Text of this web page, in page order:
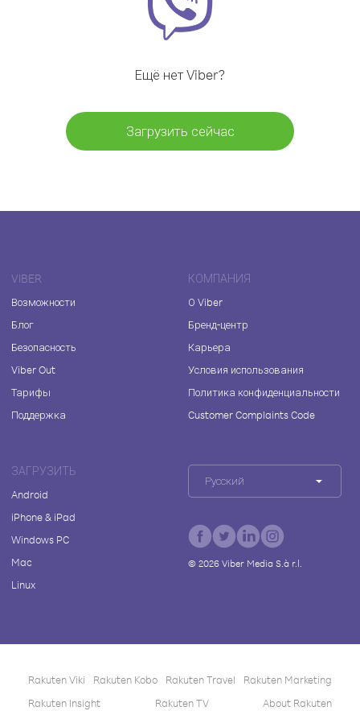
Ещё нет Viber?
Загрузить сейчас
VIBER
Возможности
Блог
Безопасность
Viber Out
Тарифы
Поддержка
КОМПАНИЯ
О Viber
Бренд-центр
Карьера
Условия использования
Политика конфиденциальности
Customer Complaints Code
ЗАГРУЗИТЬ
Android
iPhone & iPad
Windows PC
Mac
Linux
Русский
© 2026Viber Media S.à r.l.
Rakuten Viki Rakuten Kobo Rakuten Travel
Rakuten Marketing
Rakuten Insight
Rakuten TV About Rakuten